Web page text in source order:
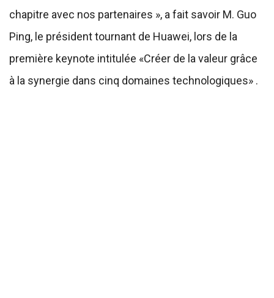
chapitre avec nos partenaires », a fait savoir M. Guo
Ping, le président tournant de Huawei, lors de la
première keynote intitulée «Créer de la valeur grâce
à la synergie dans cinq domaines technologiques» .